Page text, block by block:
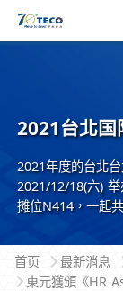
2021台北国
2021年度的台北
2021/12/18(六)
摊位N414，一起
首页 最新消息
東元獲頒《HR